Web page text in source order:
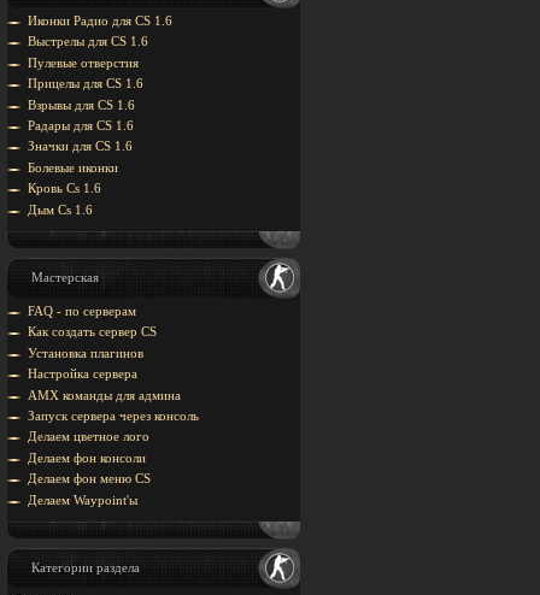
Иконки Радио для CS 1.6
Выстрелы для CS 1.6
Пулевые отверстия
Прицелы для CS 1.6
Взрывы для CS 1.6
Радары для CS 1.6
Значки для CS 1.6
Болевые иконки
Кровь Cs 1.6
Дым Cs 1.6
Мастерская
FAQ - по серверам
Как создать сервер CS
Установка плагинов
Настройка сервера
AMX команды для админа
Запуск сервера через консоль
Делаем цветное лого
Делаем фон консоли
Делаем фон меню CS
Делаем Waypoint'ы
Категории раздела